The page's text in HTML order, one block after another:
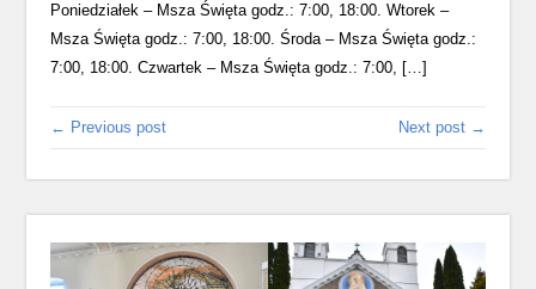
Poniedziałek – Msza Święta godz.: 7:00, 18:00. Wtorek –
Msza Święta godz.: 7:00, 18:00. Środa – Msza Święta godz.:
7:00, 18:00. Czwartek – Msza Święta godz.: 7:00, […]
← Previous post Next post →